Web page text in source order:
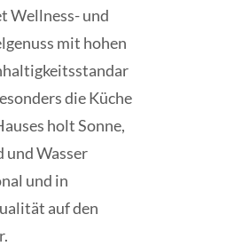
Wellness- und
mit hohen
die Küche
holt Sonne,
und Wasser
und in
auf den